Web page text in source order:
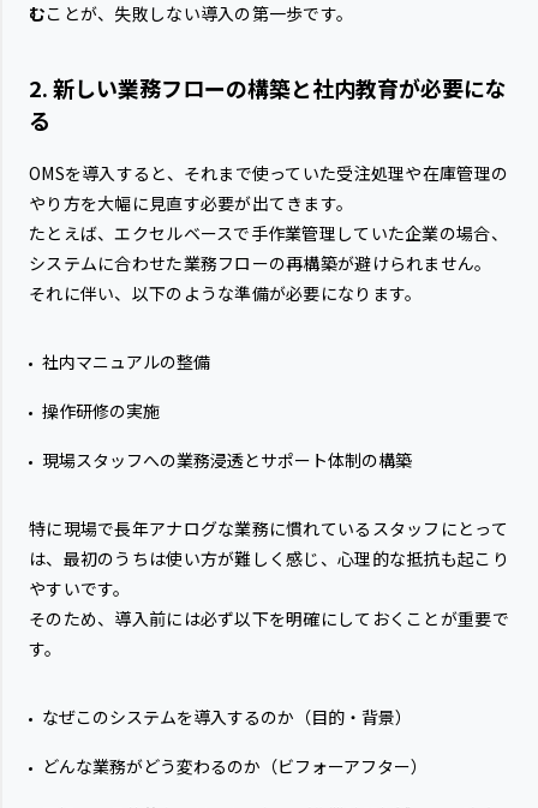
むことが、失敗しない導入の第一歩です。
2. 新しい業務フローの構築と社内教育が必要にな
る
OMSを導入すると、それまで使っていた受注処理や在庫管理の
やり方を大幅に見直す必要が出てきます。
たとえば、エクセルベースで手作業管理していた企業の場合、
システムに合わせた業務フローの再構築が避けられません。
それに伴い、以下のような準備が必要になります。
社内マニュアルの整備
操作研修の実施
現場スタッフへの業務浸透とサポート体制の構築
特に現場で長年アナログな業務に慣れているスタッフにとって
は、最初のうちは使い方が難しく感じ、心理的な抵抗も起こり
やすいです。
そのため、導入前には必ず以下を明確にしておくことが重要で
す。
なぜこのシステムを導入するのか（目的・背景）
どんな業務がどう変わるのか（ビフォーアフター）